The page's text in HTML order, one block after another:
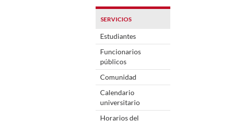
SERVICIOS
Estudiantes
Funcionarios
públicos
Comunidad
Calendario
universitario
Horarios del